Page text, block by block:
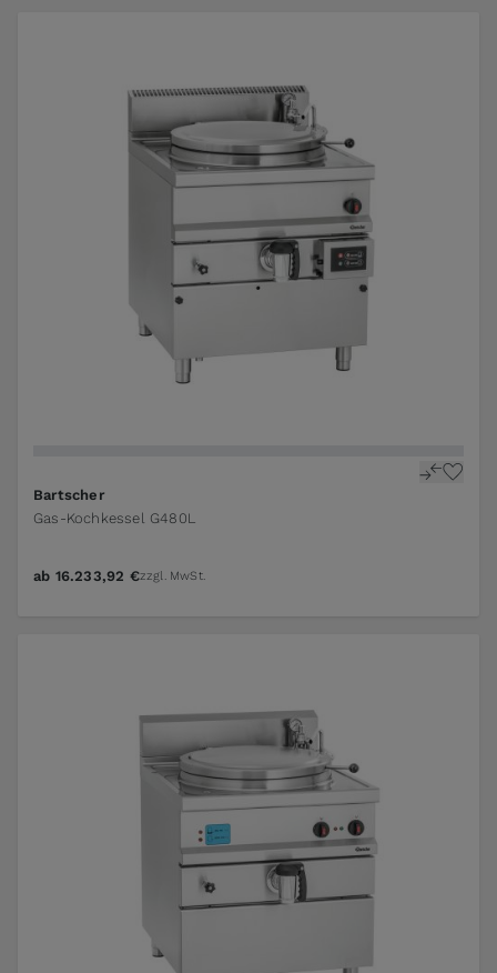
Bartscher
Gas-Kochkessel G480L
ab 16.233,92 €zzgl. MwSt.